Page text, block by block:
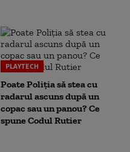
PLAYTECH
Poate Poliția să stea cu
radarul ascuns după un
copac sau un panou? Ce
spune Codul Rutier